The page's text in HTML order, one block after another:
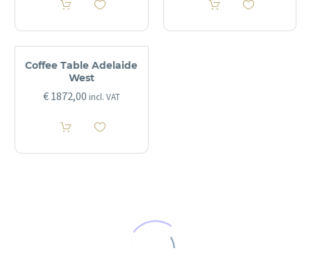
Coffee Table Adelaide
West
€1872,00 incl. VAT